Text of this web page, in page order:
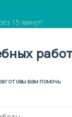
15 минут!
готовы вам помочь